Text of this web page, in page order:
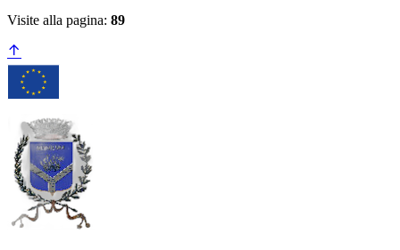
Visite alla pagina: 89